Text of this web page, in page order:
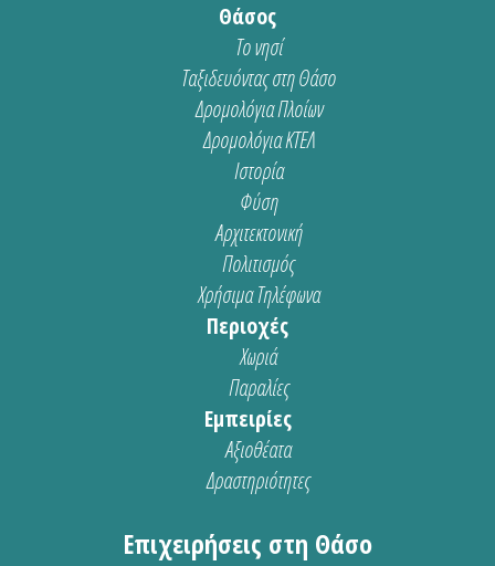
Θάσος
Το νησί
Ταξιδευόντας στη Θάσο
Δρομολόγια Πλοίων
Δρομολόγια ΚΤΕΛ
Ιστορία
Φύση
Αρχιτεκτονική
Πολιτισμός
Χρήσιμα Τηλέφωνα
Περιοχές
Χωριά
Παραλίες
Εμπειρίες
Αξιοθέατα
Δραστηριότητες
Επιχειρήσεις στη Θάσο